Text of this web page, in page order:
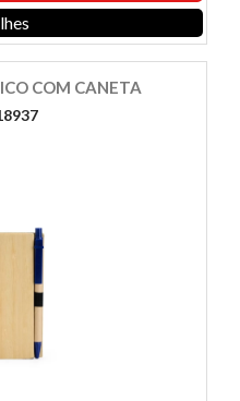
COM CANETA